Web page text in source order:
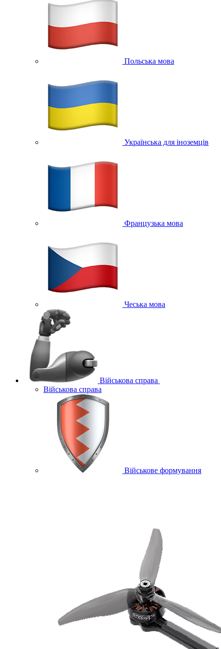
Польська мова
Українська для іноземців
Французька мова
Чеська мова
Військова справа
Військова справа
Військове формування